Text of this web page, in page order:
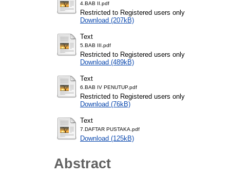
4.BAB II.pdf
Restricted to Registered users only
Download (207kB)
Text
5.BAB III.pdf
Restricted to Registered users only
Download (489kB)
Text
6.BAB IV PENUTUP.pdf
Restricted to Registered users only
Download (76kB)
Text
7.DAFTAR PUSTAKA.pdf
Download (125kB)
Abstract